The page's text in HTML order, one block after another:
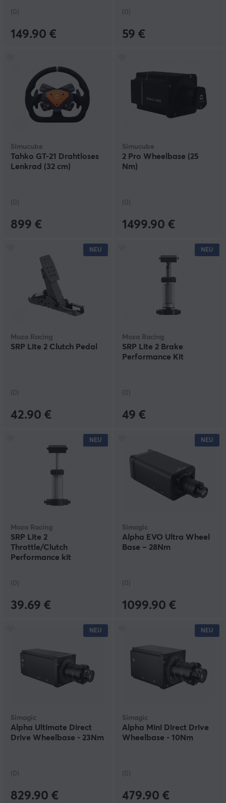
(0)
149.90 €
(0)
59 €
Simucube
Tahko GT-21 Drahtloses
Lenkrad (32 cm)
(0)
899 €
Simucube
2 Pro Wheelbase (25
Nm)
(0)
1499.90 €
NEU
Moza Racing
SRP Lite 2 Clutch Pedal
(0)
42.90 €
NEU
Moza Racing
SRP Lite 2 Brake
Performance Kit
(0)
49 €
NEU
Moza Racing
SRP Lite 2
Throttle/Clutch
Performance kit
(0)
39.69 €
NEU
Simagic
Alpha EVO Ultra Wheel
Base – 28Nm
(0)
1099.90 €
NEU
Simagic
Alpha Ultimate Direct
Drive Wheelbase - 23Nm
(0)
829.90 €
NEU
Simagic
Alpha Mini Direct Drive
Wheelbase - 10Nm
(0)
479.90 €